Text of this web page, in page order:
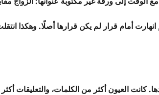
أمام قرار لم يكن قرارها أصلًا. وهكذا
كانت العيون أكثر من الكلمات،